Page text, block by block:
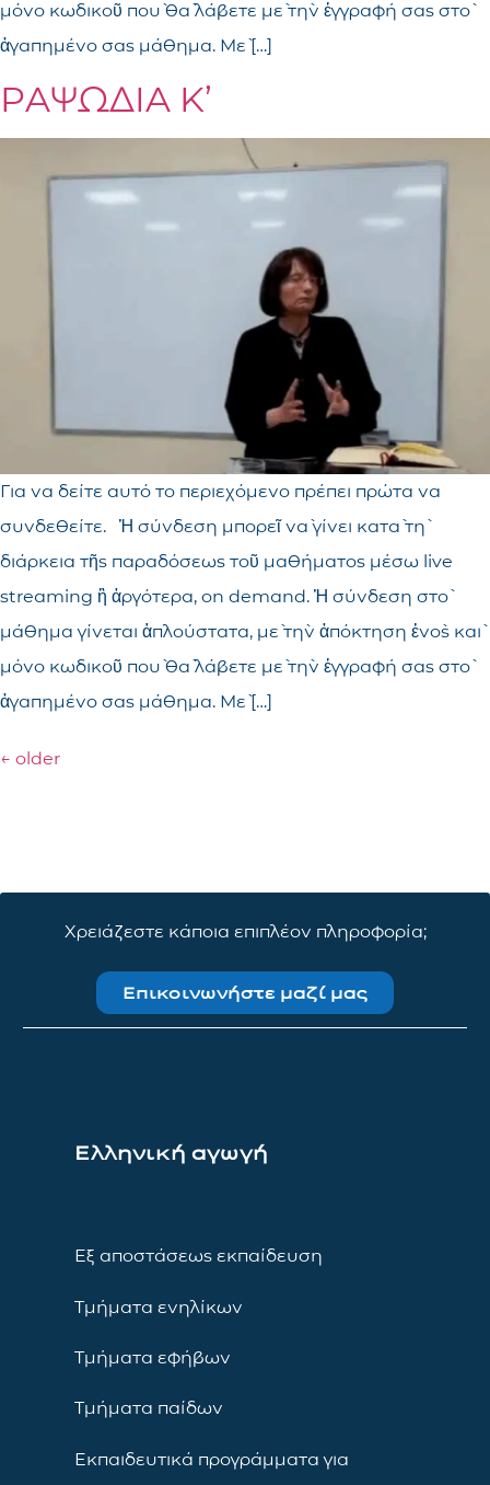
μόνο κωδικοῦ ποὺ θὰ λάβετε μὲ τὴν ἐγγραφή σας στὸ
ἀγαπημένο σας μάθημα. Μὲ […]
ΡΑΨΩΔΙΑ Κ’
Για να δείτε αυτό το περιεχόμενο πρέπει πρώτα να
συνδεθείτε. Ἡ σύνδεση μπορεῖ νὰ γίνει κατὰ τὴ
διάρκεια τῆς παραδόσεως τοῦ μαθήματος μέσω live
streaming ἢ ἀργότερα, on demand. Ἡ σύνδεση στὸ
μάθημα γίνεται ἁπλούστατα, μὲ τὴν ἀπόκτηση ἑνὸς καὶ
μόνο κωδικοῦ ποὺ θὰ λάβετε μὲ τὴν ἐγγραφή σας στὸ
ἀγαπημένο σας μάθημα. Μὲ […]
← older
Χρειάζεστε κάποια επιπλέον πληροφορία;
Επικοινωνήστε μαζί μας
Ελληνική αγωγή
Εξ αποστάσεως εκπαίδευση
Τμήματα ενηλίκων
Τμήματα εφήβων
Τμήματα παίδων
Εκπαιδευτικά προγράμματα για